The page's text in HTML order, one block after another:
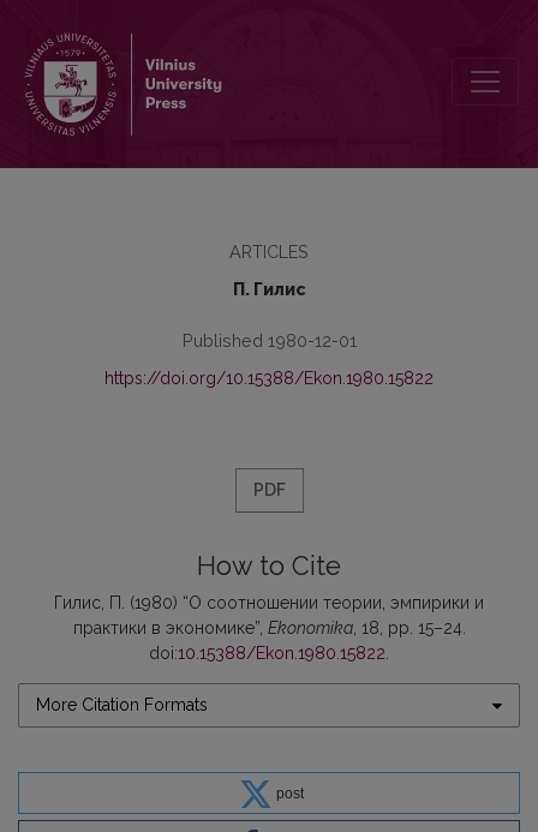
ARTICLES
П. Гилис
Published 1980-12-01
https://doi.org/10.15388/Ekon.1980.15822
PDF
How to Cite
Гилис, П. (1980) “О соотношении теории, эмпирики и
практики в экономике”, Ekonomika, 18, pp. 15–24.
doi:10.15388/Ekon.1980.15822
More Citation Formats
post